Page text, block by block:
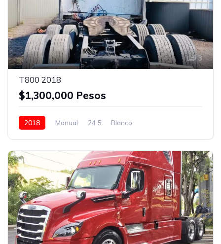
3
T800 2018
$1,300,000 Pesos
2018 Manual 24.5 Blanco